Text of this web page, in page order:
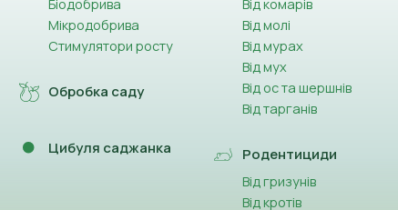
Біодобрива
Мікродобрива
Стимулятори росту
Обробка саду
Цибуля саджанка
Від комарів
Від молі
Від мурах
Від мух
Від ос та шершнів
Від тарганів
Родентициди
Від гризунів
Від кротів